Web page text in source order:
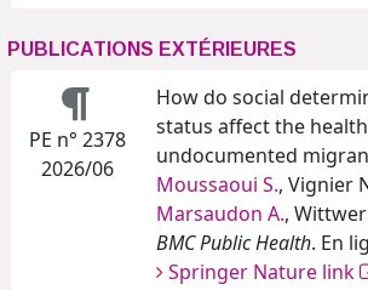
PUBLICATIONS EXTÉRIEURES
PE n° 2378
2026/06
How do social
status affect the
undocumented
Moussaoui S., Vignier
Marsaudon A., Wittwer
BMC Public Health. En
Springer Nature link